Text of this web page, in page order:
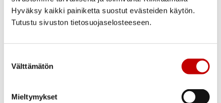
Hyväksy kaikki painiketta suostut evästeiden käytön.
Tutustu sivuston tietosuojaselosteeseen.
valinta
Välttämätön
Mieltymykset
Avainlipputuote – Valmistettu Suomessa.
PEFC™-sertifioitu – puuraaka-aine
peräisin vastuullisesti hoidetusta